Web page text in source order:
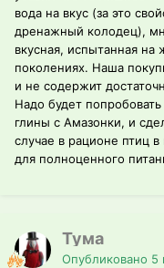
вода на вкус (за это
дренажный колодец),
вкусная, испытанная на
поколениях. Наша
и не содержит
Надо будет
глины с Амазонки, и
случае в рационе птиц
для полноценного
Тума
Опубликовано 5